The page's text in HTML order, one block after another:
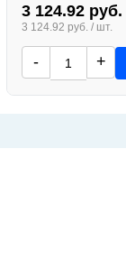
3 124.92 руб.
3 124.92 руб. / шт.
- +